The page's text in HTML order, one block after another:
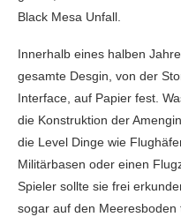
Black Mesa Unfall.
Innerhalb eines halben
gesamte Desgin, von der
Interface, auf Papier fest.
die Konstruktion der
die Level Dinge wie
Militärbasen oder einen
Spieler sollte sie frei
sogar auf den